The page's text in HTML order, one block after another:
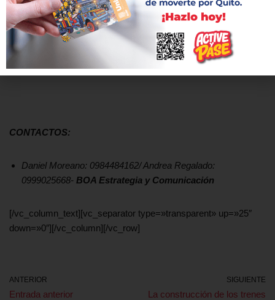
Metro de Quito en este doloroso momento se solidariza con la
familia del niño fallecido y se compromete a dar todo el apoyo
necesario y a colaborar con las investigaciones requeridas para
CONTACTOS:
Daniel Moreano: 0984484162/ Andrea Regalado:
0999025668- BOA Estrategia y Comunicación
[/vc_column_text][vc_separator type=»transparent» up=»25″
down=»0″][/vc_column][/vc_row]
ANTERIOR
Entrada anterior
SIGUIENTE
La construcción de los trenes